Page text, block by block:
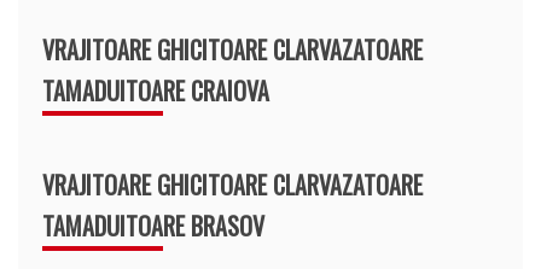
VRAJITOARE GHICITOARE CLARVAZATOARE
TAMADUITOARE CRAIOVA
VRAJITOARE GHICITOARE CLARVAZATOARE
TAMADUITOARE BRASOV